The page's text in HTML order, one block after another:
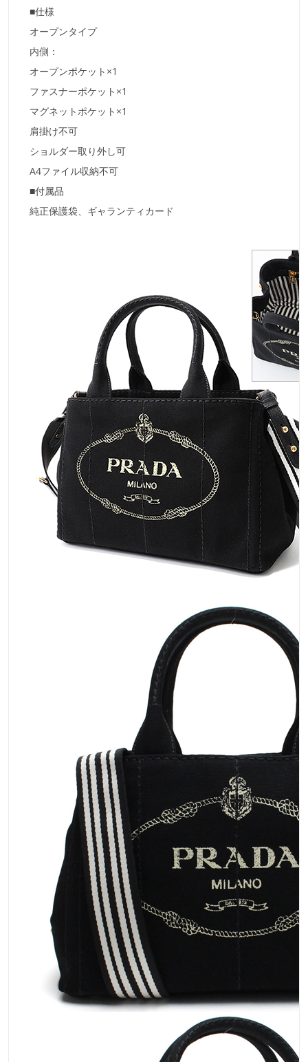
■仕様
オープンタイプ
内側：
オープンポケット×1
ファスナーポケット×1
マグネットポケット×1
肩掛け不可
ショルダー取り外し可
A4ファイル収納不可
■付属品
純正保護袋、ギャランティカード